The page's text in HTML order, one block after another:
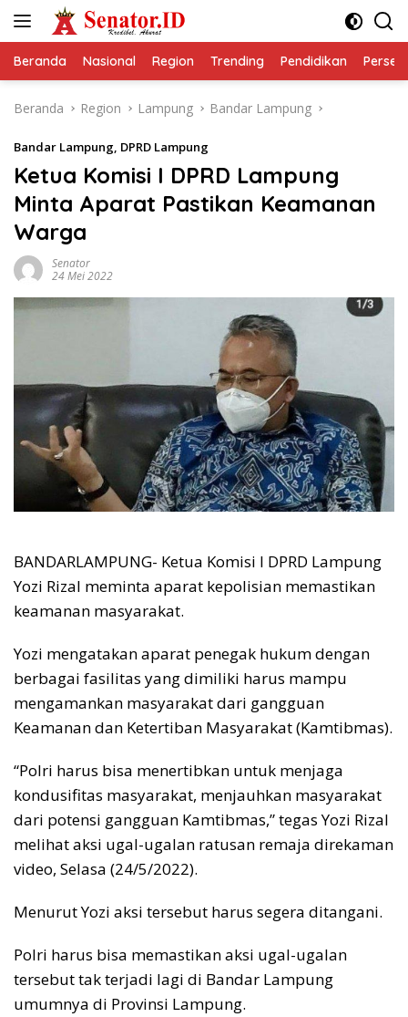
Beranda Nasional Region Trending Pendidikan
Beranda Region Lampung Bandar Lampung
Bandar Lampung, DPRD Lampung
Ketua Komisi I DPRD Lampung
Minta Aparat Pastikan Keamanan
Warga
Senator
24 Mei 2022
BANDARLAMPUNG- Ketua Komisi I DPRD Lampung
Yozi Rizal meminta aparat kepolisian memastikan
keamanan masyarakat.
Yozi mengatakan aparat penegak hukum dengan
berbagai fasilitas yang dimiliki harus mampu
mengamankan masyarakat dari gangguan
Keamanan dan Ketertiban Masyarakat (Kamtibmas).
“Polri harus bisa menertibkan untuk menjaga
kondusifitas masyarakat, menjauhkan masyarakat
dari potensi gangguan Kamtibmas,” tegas Yozi Rizal
melihat aksi ugal-ugalan ratusan remaja direkaman
video, Selasa (24/5/2022).
Menurut Yozi aksi tersebut harus segera ditangani.
Polri harus bisa memastikan aksi ugal-ugalan
tersebut tak terjadi lagi di Bandar Lampung
umumnya di Provinsi Lampung.